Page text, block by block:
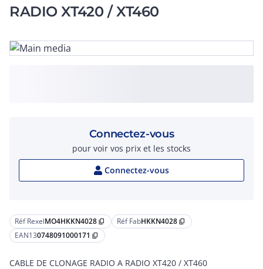
RADIO XT420 / XT460
Réf RexelMO4HKKN4028 content_copy Réf FabHKKN4028 content_copy
EAN130748091000171 content_copy
CABLE DE CLONAGE RADIO A RADIO XT420 / XT460
Connectez-vous
pour voir vos prix et les stocks
Connectez-vous